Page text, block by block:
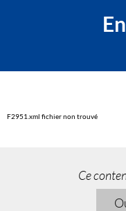
F2951.xml fichier non trouvé
Ce